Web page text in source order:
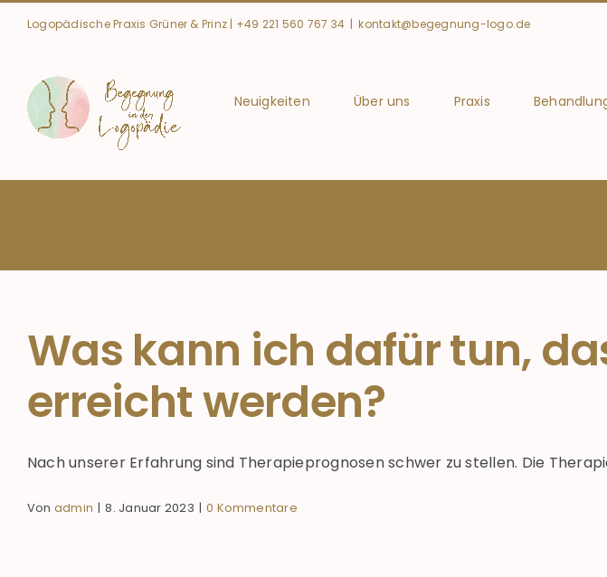
Inhalt
Logopädische Praxis Grüner & Prinz | +49 221 560 767 34 | kontakt@begegnung-logo.de
Neuigkeiten Über uns Praxis
Was kann ich dafür tun,
erreicht werden?
Nach unserer Erfahrung sind Therapieprognosen schwer zu stellen. Die
Von admin | 8. Januar 2023 | 0 Kommentare